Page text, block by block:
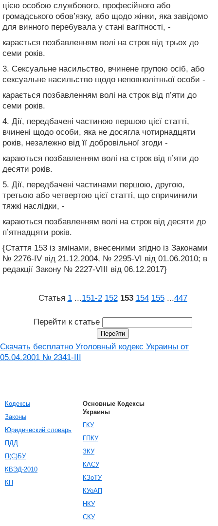
цією особою службового, професійного або
громадського обов’язку, або щодо жінки, яка завідомо
для винного перебувала у стані вагітності, -
карається позбавленням волі на строк від трьох до
семи років.
3. Сексуальне насильство, вчинене групою осіб, або
сексуальне насильство щодо неповнолітньої особи -
карається позбавленням волі на строк від п’яти до
семи років.
4. Дії, передбачені частиною першою цієї статті,
вчинені щодо особи, яка не досягла чотирнадцяти
років, незалежно від її добровільної згоди -
караються позбавленням волі на строк від п’яти до
десяти років.
5. Дії, передбачені частинами першою, другою,
третьою або четвертою цієї статті, що спричинили
тяжкі наслідки, -
караються позбавленням волі на строк від десяти до
п’ятнадцяти років.
{Стаття 153 із змінами, внесеними згідно із Законами
№ 2276-IV від 21.12.2004, № 2295-VI від 01.06.2010; в
редакції Закону № 2227-VIII від 06.12.2017}
Статья 1 ...151‑2 152 153 154 155 ...447
Перейти к статье
Скачать бесплатно Уголовный кодекс Украины от
05.04.2001 № 2341-III
Кодексы
Законы
Юридический словарь
ПДД
П(С)БУ
КВЭД-2010
КП
Основные Кодексы
Украины
ГКУ
ГПКУ
ЗКУ
КАСУ
КЗоТУ
КУоАП
НКУ
СКУ